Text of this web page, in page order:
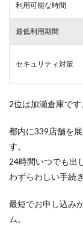
利用可能な時間
最低利用期間
セキュリティ対策
2位は加瀬倉庫です
都内に339店舗を
す。
24時間いつでも出
わずらわしい手続
最短でお申し込み
ム。